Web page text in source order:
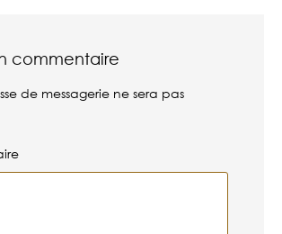
commentaire
de messagerie ne sera pas